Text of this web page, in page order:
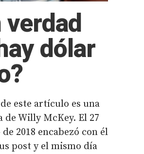
verdad
dólar
este artículo es una
de Willy McKey. El 27
2018 encabezó con él
post y el mismo día